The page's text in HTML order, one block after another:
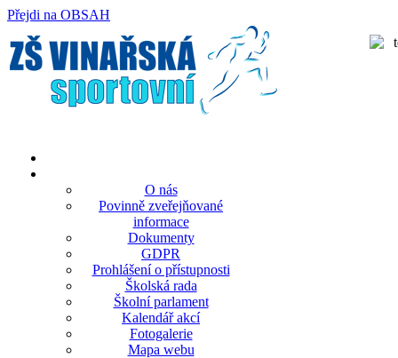
Přejdi na OBSAH
O nás
Povinně zveřejňované
informace
Dokumenty
GDPR
Prohlášení o přístupnosti
Školská rada
Školní parlament
Kalendář akcí
Fotogalerie
Mapa webu
rok
měsíc
rok
měsíc